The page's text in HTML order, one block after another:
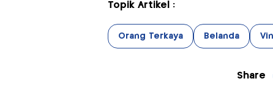
Topik Artikel :
Orang Terkaya Belanda
Share